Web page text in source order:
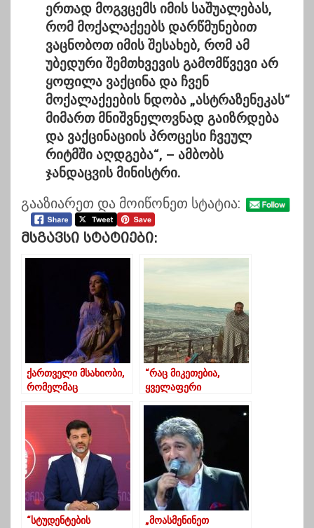
ერთად მოგვცემს იმის საშუალებას,
რომ მოქალაქეებს დარწმუნებით
ვაცნობოთ იმის შესახებ, რომ ამ
უბედური შემთხვევის გამომწვევი არ
ყოფილა ვაქცინა და ჩვენ
მოქალაქეების ნდობა „ასტრაზენეკას“
მიმართ მნიშვნელოვნად გაიზრდება
და ვაქცინაციის პროცესი ჩვეულ
რიტმში აღდგება“, – ამბობს
ჯანდაცვის მინისტრი.
გააზიარეთ და მოიწონეთ სტატია:
Მსგავსი Სტატიები:
ქართველი მსახიობი,
რომელმაც
რეჟისორები მოხიბლა
“რაც მიკეთებია,
ყველაფერი
“სტუდენტების
„მოასმენინეთ